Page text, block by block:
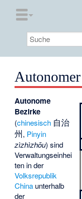
Autonome
Bezirke
(chinesisch 自治
州, Pinyin
zìzhìzhōu) sind
Verwaltungseinhei
ten in der
Volksrepublik
China unterhalb
der